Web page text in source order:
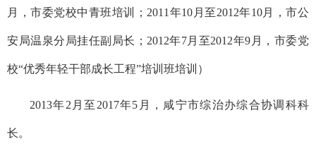
月，市委党校中青班培训；2011年10月至2012年10月，市公
安局温泉分局挂任副局长；2012年7月至2012年9月，市委党
校“优秀年轻干部成长工程”培训班培训）
2013年2月至2017年5月，咸宁市综治办综合协调科科
长。